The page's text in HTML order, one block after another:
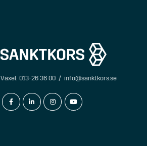
Växel: 013-26 36 00 / info@sanktkors.se
facebook-flinkedin-ininstagramyoutube